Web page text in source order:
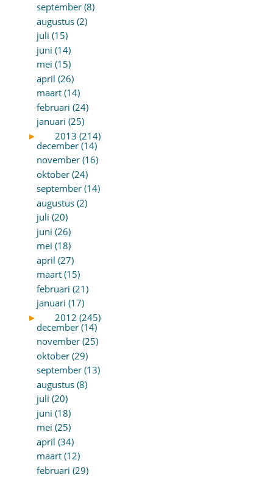
september (8)
augustus (2)
juli (15)
juni (14)
mei (15)
april (26)
maart (14)
februari (24)
januari (25)
►
2013 (214)
december (14)
november (16)
oktober (24)
september (14)
augustus (2)
juli (20)
juni (26)
mei (18)
april (27)
maart (15)
februari (21)
januari (17)
►
2012 (245)
december (14)
november (25)
oktober (29)
september (13)
augustus (8)
juli (20)
juni (18)
mei (25)
april (34)
maart (12)
februari (29)